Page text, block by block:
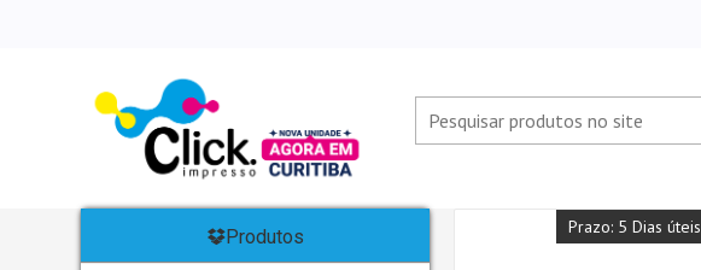
Produtos Prazo: 5 Dias úteis